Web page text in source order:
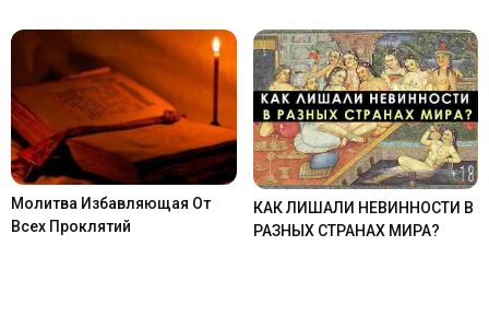
Молитва Избавляющая От
Всех Проклятий
КАК ЛИШАЛИ НЕВИННОСТИ В
РАЗНЫХ СТРАНАХ МИРА?